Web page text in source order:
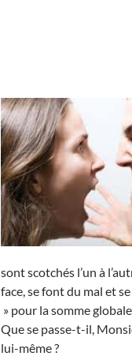
sont scotchés l’un à
face, se font du mal et
» pour la somme
Que se passe-t-il,
lui-même ?